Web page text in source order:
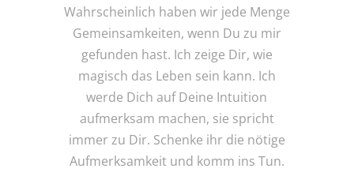
Wahrscheinlich haben wir jede Menge
Gemeinsamkeiten, wenn Du zu mir
gefunden hast. Ich zeige Dir, wie
magisch das Leben sein kann. Ich
werde Dich auf Deine Intuition
aufmerksam machen, sie spricht
immer zu Dir. Schenke ihr die nötige
Aufmerksamkeit und komm ins Tun.